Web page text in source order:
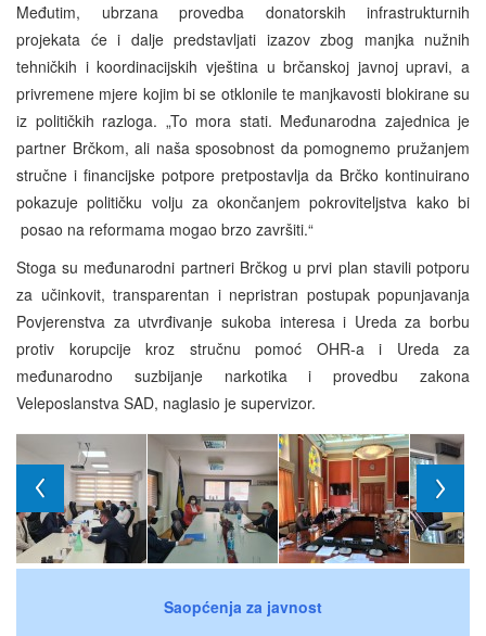
Međutim, ubrzana provedba donatorskih infrastrukturnih
projekata će i dalje predstavljati izazov zbog manjka nužnih
tehničkih i koordinacijskih vještina u brčanskoj javnoj upravi, a
privremene mjere kojim bi se otklonile te manjkavosti blokirane su
iz političkih razloga. „To mora stati. Međunarodna zajednica je
partner Brčkom, ali naša sposobnost da pomognemo pružanjem
stručne i financijske potpore pretpostavlja da Brčko kontinuirano
pokazuje političku volju za okončanjem pokroviteljstva kako bi
posao na reformama mogao brzo završiti.“
Stoga su međunarodni partneri Brčkog u prvi plan stavili potporu
za učinkovit, transparentan i nepristran postupak popunjavanja
Povjerenstva za utvrđivanje sukoba interesa i Ureda za borbu
protiv korupcije kroz stručnu pomoć OHR-a i Ureda za
međunarodno suzbijanje narkotika i provedbu zakona
Veleposlanstva SAD, naglasio je supervizor.
Saopćenja za javnost